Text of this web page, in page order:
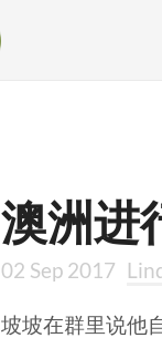
澳洲进
02 Sep 2017
坡坡在群里说他